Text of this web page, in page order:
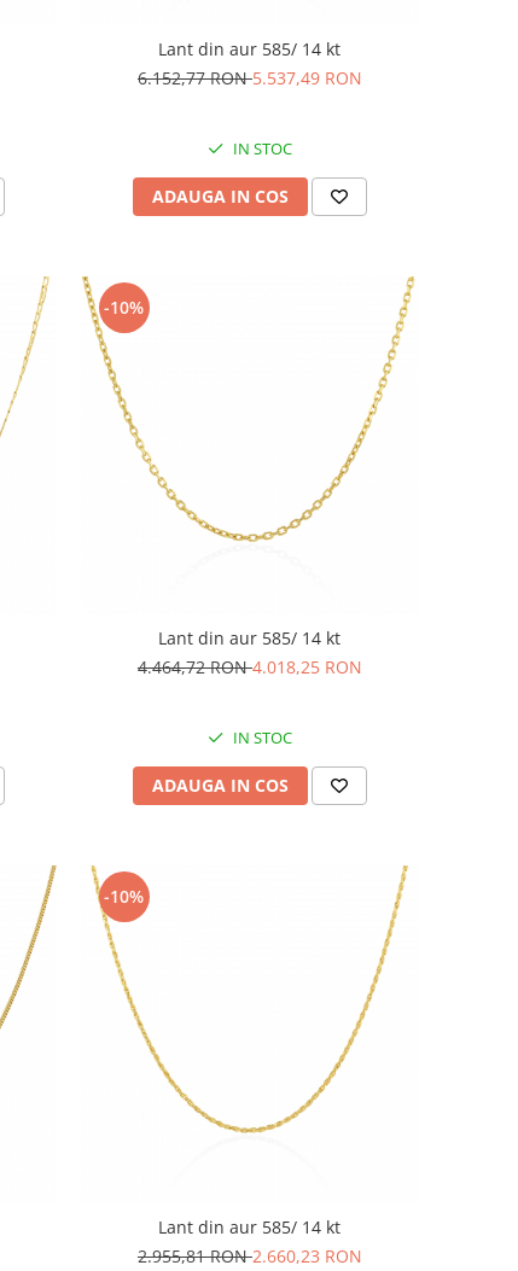
Lant din aur 585/ 14 kt
6.152,77 RON5.537,49 RON
IN STOC
ADAUGA IN COS
-10%
Lant din aur 585/ 14 kt
4.464,72 RON4.018,25 RON
IN STOC
ADAUGA IN COS
-10%
Lant din aur 585/ 14 kt
2.955,81 RON2.660,23 RON